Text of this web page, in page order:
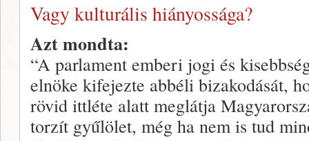
Vagy kulturális hiányossága?
Azt mondta:
“A parlament emberi jogi és
elnöke kifejezte abbéli bizakodását,
rövid ittléte alatt meglátja
torzít gyűlölet, még ha nem is tud